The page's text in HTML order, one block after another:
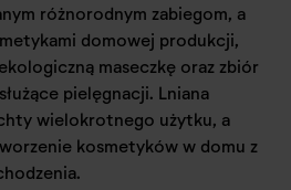
różnorodnym zabiegom, a
domowej produkcji,
maseczkę oraz zbiór
pielęgnacji. Lniana
wielokrotnego użytku, a
kosmetyków w domu z